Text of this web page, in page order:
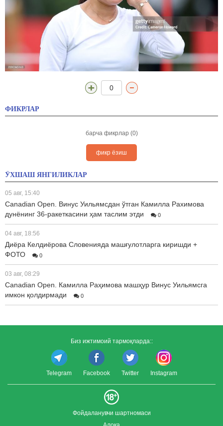
0
ФИКРЛАР
барча фикрлар (0)
фикр ёзиш
ЎХШАШ ЯНГИЛИКЛАР
05 авг, 15:40
Canadian Open. Винус Уильямсдан ўтган Камилла Рахимова
дунёнинг 36-ракеткасини ҳам таслим этди
0
04 авг, 18:56
Диёра Келдиёрова Словенияда машғулотларга киришди +
ФОТО
0
03 авг, 08:29
Canadian Open. Камилла Раҳимова машҳур Винус Уильямсга
имкон қолдирмади
0
Биз ижтимоий тармоқларда::
Telegram Facebook Twitter Instagram
Фойдаланувчи шартномаси